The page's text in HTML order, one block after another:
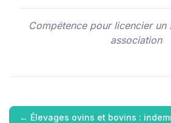
Compétence pour licencier un
association
← Élevages ovins et bovins :